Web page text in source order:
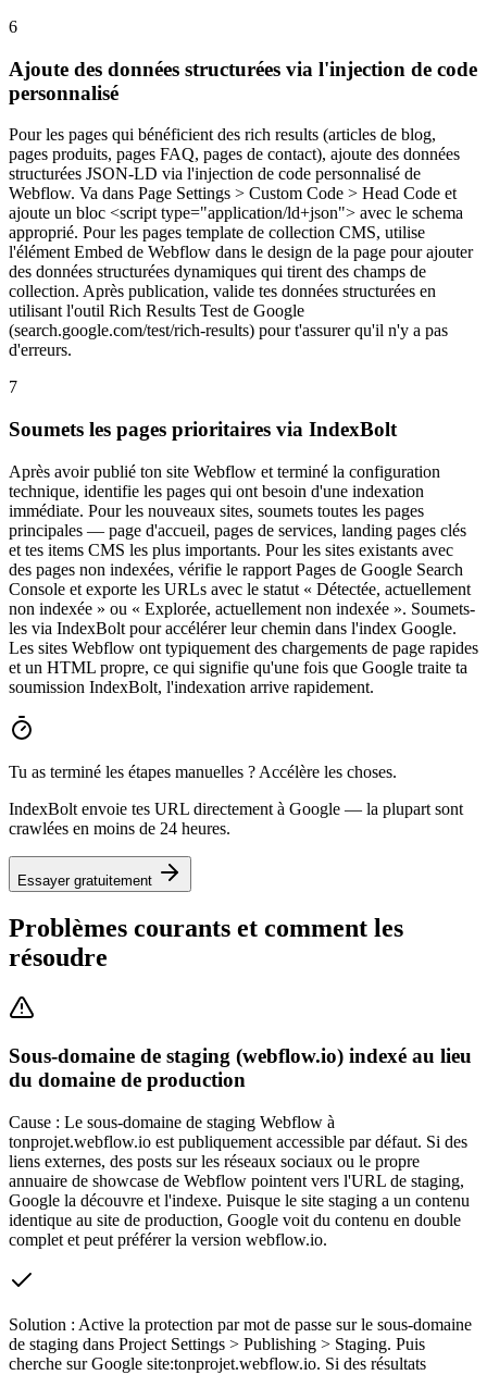
6
Ajoute des données structurées via l'injection de code
personnalisé
Pour les pages qui bénéficient des rich results (articles de blog,
pages produits, pages FAQ, pages de contact), ajoute des données
structurées JSON-LD via l'injection de code personnalisé de
Webflow. Va dans Page Settings > Custom Code > Head Code et
ajoute un bloc <script type="application/ld+json"> avec le schema
approprié. Pour les pages template de collection CMS, utilise
l'élément Embed de Webflow dans le design de la page pour ajouter
des données structurées dynamiques qui tirent des champs de
collection. Après publication, valide tes données structurées en
utilisant l'outil Rich Results Test de Google
(search.google.com/test/rich-results) pour t'assurer qu'il n'y a pas
d'erreurs.
7
Soumets les pages prioritaires via IndexBolt
Après avoir publié ton site Webflow et terminé la configuration
technique, identifie les pages qui ont besoin d'une indexation
immédiate. Pour les nouveaux sites, soumets toutes les pages
principales — page d'accueil, pages de services, landing pages clés
et tes items CMS les plus importants. Pour les sites existants avec
des pages non indexées, vérifie le rapport Pages de Google Search
Console et exporte les URLs avec le statut « Détectée, actuellement
non indexée » ou « Explorée, actuellement non indexée ». Soumets-
les via IndexBolt pour accélérer leur chemin dans l'index Google.
Les sites Webflow ont typiquement des chargements de page rapides
et un HTML propre, ce qui signifie qu'une fois que Google traite ta
soumission IndexBolt, l'indexation arrive rapidement.
Tu as terminé les étapes manuelles ? Accélère les choses.
IndexBolt envoie tes URL directement à Google — la plupart sont
crawlées en moins de 24 heures.
Essayer gratuitement
Problèmes courants et comment les
résoudre
Sous-domaine de staging (webflow.io) indexé au lieu
du domaine de production
Cause : Le sous-domaine de staging Webflow à
tonprojet.webflow.io est publiquement accessible par défaut. Si des
liens externes, des posts sur les réseaux sociaux ou le propre
annuaire de showcase de Webflow pointent vers l'URL de staging,
Google la découvre et l'indexe. Puisque le site staging a un contenu
identique au site de production, Google voit du contenu en double
complet et peut préférer la version webflow.io.
Solution : Active la protection par mot de passe sur le sous-domaine
de staging dans Project Settings > Publishing > Staging. Puis
cherche sur Google site:tonprojet.webflow.io. Si des résultats